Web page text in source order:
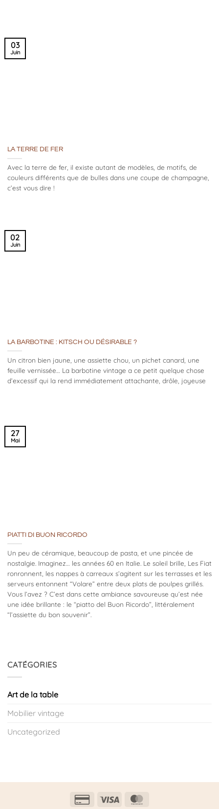
LA TERRE DE FER
Avec la terre de fer, il existe autant de modèles, de motifs, de
couleurs différents que de bulles dans une coupe de champagne,
c’est vous dire !
03
Juin
LA BARBOTINE : KITSCH OU DÉSIRABLE ?
Un citron bien jaune, une assiette chou, un pichet canard, une
feuille vernissée… La barbotine vintage a ce petit quelque chose
d’excessif qui la rend immédiatement attachante, drôle, joyeuse
02
Juin
PIATTI DI BUON RICORDO
Un peu de céramique, beaucoup de pasta, et une pincée de
nostalgie. Imaginez… les années 60 en Italie. Le soleil brille, Les Fiat
ronronnent, les nappes à carreaux s’agitent sur les terrasses et les
serveurs entonnent “Volare” entre deux plats de poulpes grillés.
Vous l’avez ? C’est dans cette ambiance savoureuse qu’est née
une idée brillante : le “piatto del Buon Ricordo”, littéralement
“l’assiette du bon souvenir”.
27
Mai
CATÉGORIES
Art de la table
Mobilier vintage
Uncategorized
Credit
Visa